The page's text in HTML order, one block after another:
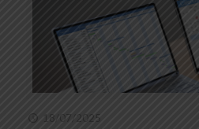
18/07/2025